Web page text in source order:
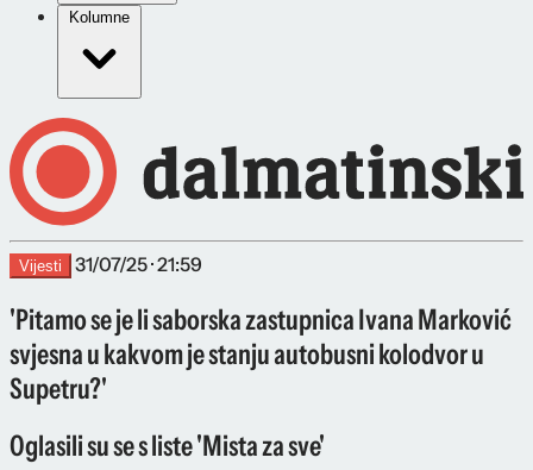
Kolumne
Vijesti 31/07/25 · 21:59
'Pitamo se je li saborska zastupnica Ivana Marković
svjesna u kakvom je stanju autobusni kolodvor u
Supetru?'
Oglasili su se s liste 'Mista za sve'